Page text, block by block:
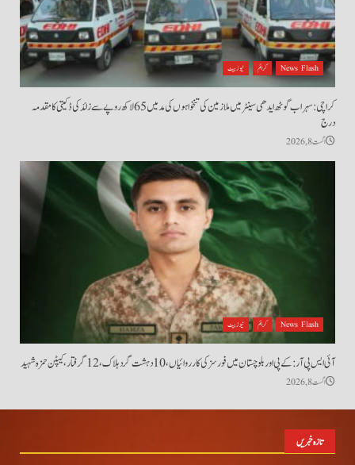
News Flash کرائم نیوز بیٹ
کراچی: سہراب گوٹھ ایدھی سینٹر میں ملازمین کی تنخواہوں کی مد میں 65 لاکھ روپے سے زائد کی ڈکیتی کا مقدمہ
درج
اگست 8, 2026
News Flash کرائم نیوز بیٹ
آئی ایس پی آر: کے پی اور بلوچستان میں فورسز کی کارروائیاں، 10 دہشت گرد ہلاک، 12 گرفتار، کیپٹن حمزہ شہید
اگست 8, 2026
تازہ خبریں